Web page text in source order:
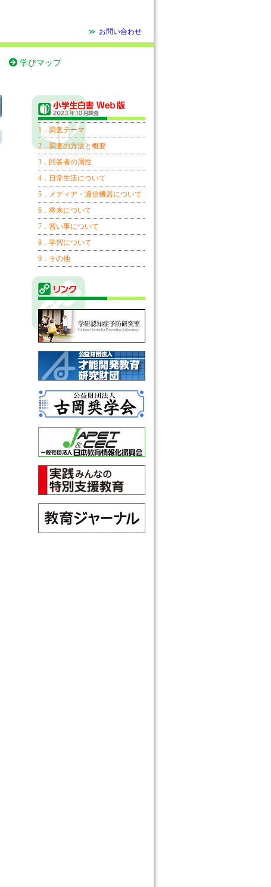
≫ お問い合わせ
学びマップ
1．調査テーマ
2．調査の方法と概要
3．回答者の属性
4．日常生活について
5．メディア・通信機器について
6．将来について
7．習い事について
8．学習について
9．その他